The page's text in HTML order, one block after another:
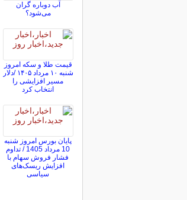
آب دوباره گران
می‌شود؟
قیمت طلا و سکه امروز
شنبه ۱۰ مرداد ۱۴۰۵ /دلار
مسیر افزایشی را
انتخاب کرد
پایان بورس امروز شنبه
10 مرداد 1405 / تداوم
فشار فروش سهام با
افزایش ریسک‌های
سیاسی